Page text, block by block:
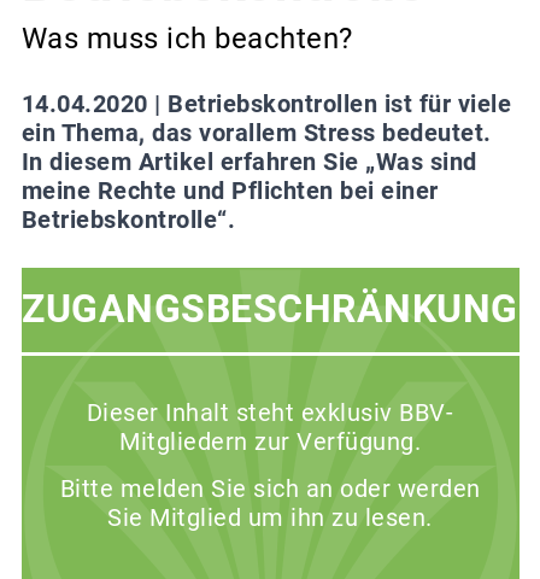
Was muss ich beachten?
14.04.2020 | Betriebskontrollen ist für viele
ein Thema, das vorallem Stress bedeutet.
In diesem Artikel erfahren Sie „Was sind
meine Rechte und Pflichten bei einer
Betriebskontrolle“.
ZUGANGSBESCHRÄNKUNG
Dieser Inhalt steht exklusiv BBV-
Mitgliedern zur Verfügung.
Bitte melden Sie sich an oder werden
Sie Mitglied um ihn zu lesen.